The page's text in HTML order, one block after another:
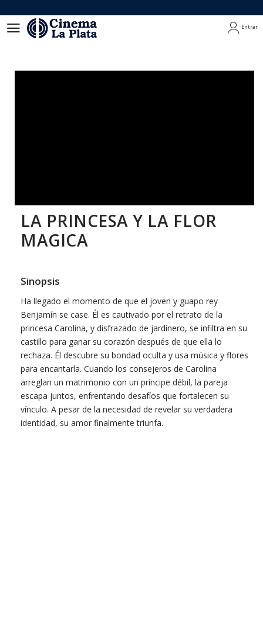
Entrar
LA PRINCESA Y LA FLOR
MAGICA
Sinopsis
Ha llegado el momento de que el joven y guapo rey
Benjamín se case. Él es cautivado por el retrato de la
princesa Carolina, y disfrazado de jardinero, se infiltra en su
castillo para ganar su corazón después de que ella lo
rechaza. Él descubre su bondad oculta y usa música y flores
para encantarla. Cuando los consejeros de Carolina
arreglan un matrimonio con un príncipe débil, la pareja
escapa juntos, enfrentando desafíos que fortalecen su
vínculo. A pesar de la necesidad de revelar su verdadera
identidad, su amor finalmente triunfa.